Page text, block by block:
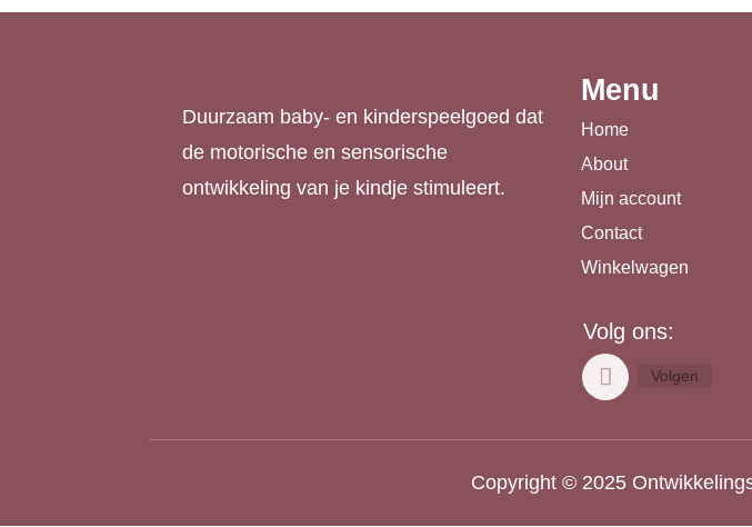
Duurzaam baby- en kinderspeelgoed dat
de motorische en sensorische
ontwikkeling van je kindje stimuleert.
Menu
Home
About
Mijn account
Contact
Winkelwagen
Volg ons:
Volgen
Copyright © 2025